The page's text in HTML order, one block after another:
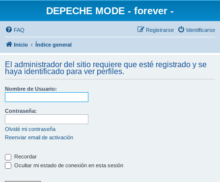
DEPECHE MODE - forever -
FAQ Identificarse
Registrarse
Inicio Índice general
El administrador del sitio requiere que esté registrado y se
haya identificado para ver perfiles.
Nombre de Usuario:
Contraseña:
Olvidé mi contraseña
Reenviar email de activación
Recordar
Ocultar mi estado de conexión en esta sesión